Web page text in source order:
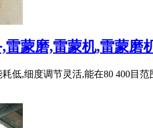
蒙磨,雷蒙机,雷蒙磨
低,细度调节灵活,能在80 400目